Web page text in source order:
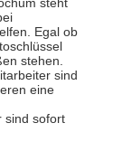
steht
Egal ob
stehen.
sind
eine
sind sofort